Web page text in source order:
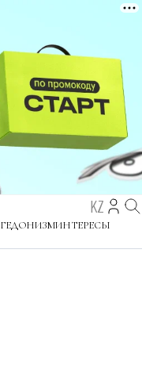
KZ
ГЕДОНИЗМИНТЕРЕСЫ